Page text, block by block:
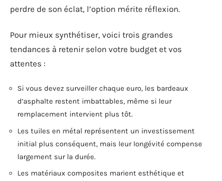
perdre de son éclat, l’option mérite réflexion.
Pour mieux synthétiser, voici trois grandes
tendances à retenir selon votre budget et vos
attentes :
Si vous devez surveiller chaque euro, les bardeaux
d’asphalte restent imbattables, même si leur
remplacement intervient plus tôt.
Les tuiles en métal représentent un investissement
initial plus conséquent, mais leur longévité compense
largement sur la durée.
Les matériaux composites marient esthétique et